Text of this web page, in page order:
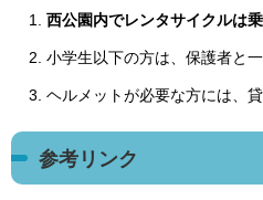
西公園内でレンタサイクルは乗
小学生以下の方は、保護者と
ヘルメットが必要な方には、
参考リンク